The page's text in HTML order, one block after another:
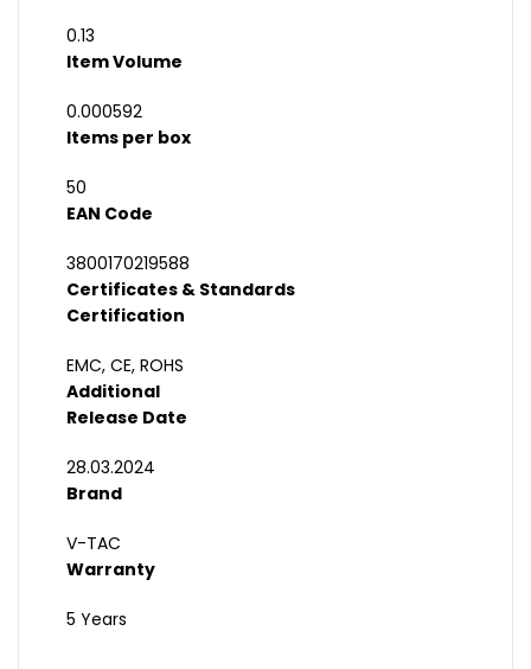
0.13
Item Volume
0.000592
Items per box
50
EAN Code
3800170219588
Certificates & Standards
Certification
EMC, CE, ROHS
Additional
Release Date
28.03.2024
Brand
V-TAC
Warranty
5 Years